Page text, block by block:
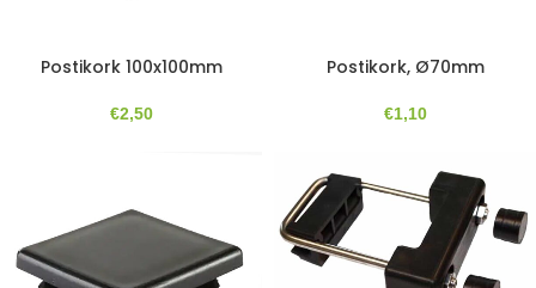
Postikork 100x100mm
€2,50
Postikork, Ø70mm
€1,10